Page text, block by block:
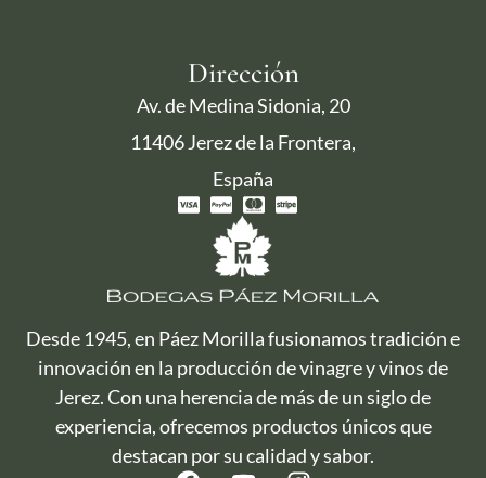
Dirección
Av. de Medina Sidonia, 20
11406 Jerez de la Frontera,
España
Desde 1945, en Páez Morilla fusionamos tradición e
innovación en la producción de vinagre y vinos de
Jerez. Con una herencia de más de un siglo de
experiencia, ofrecemos productos únicos que
destacan por su calidad y sabor.